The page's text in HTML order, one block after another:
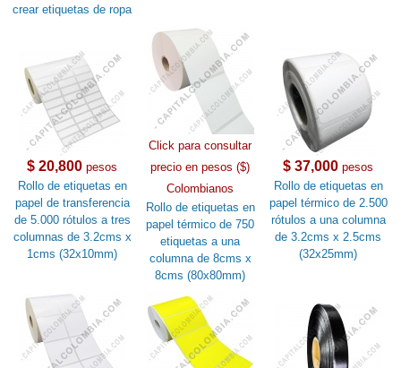
crear etiquetas de ropa
$ 20,800 pesos
Rollo de etiquetas en
papel de transferencia
de 5.000 rótulos a tres
columnas de 3.2cms x
1cms (32x10mm)
Click para consultar
precio en pesos ($)
Colombianos
Rollo de etiquetas en
papel térmico de 750
etiquetas a una
columna de 8cms x
8cms (80x80mm)
$ 37,000 pesos
Rollo de etiquetas en
papel térmico de 2.500
rótulos a una columna
de 3.2cms x 2.5cms
(32x25mm)